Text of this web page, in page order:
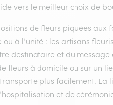
vers le meilleur choix de
de fleurs piquées aux
à l’unité : les artisans
destinataire et du message
fleurs à domicile ou sur un
plus facilement. La
et de